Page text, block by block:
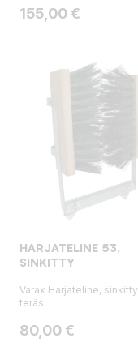
Hinta
155,00 €
HARJATELINE 53,
SINKITTY
Varax Harjateline, sinkitty
teräs
Hinta
80,00 €